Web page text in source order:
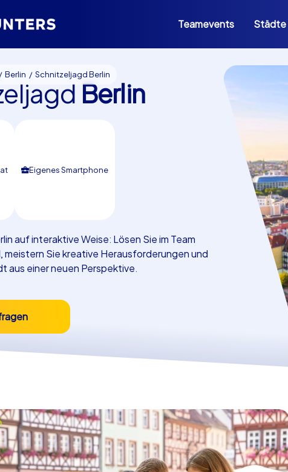
Teamevents Städte
Berlin Schnitzeljagd Berlin
Berlin
Eigenes Smartphone
auf interaktive Weise: Lösen Sie im Team
meistern Sie kreative Herausforderungen und
aus einer neuen Perspektive.